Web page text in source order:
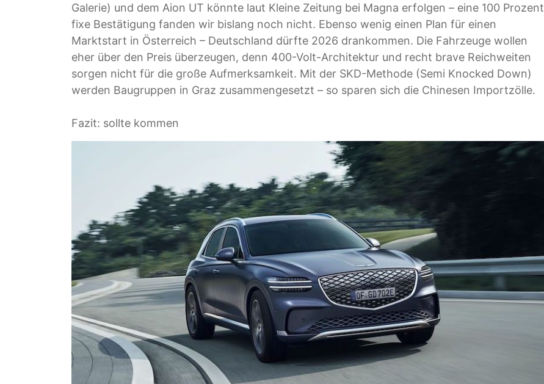
Galerie) und dem Aion UT könnte laut Kleine Zeitung bei Magna erfolgen – eine 100 Prozent
fixe Bestätigung fanden wir bislang noch nicht. Ebenso wenig einen Plan für einen
Marktstart in Österreich – Deutschland dürfte 2026 drankommen. Die Fahrzeuge wollen
eher über den Preis überzeugen, denn 400-Volt-Architektur und recht brave Reichweiten
sorgen nicht für die große Aufmerksamkeit. Mit der SKD-Methode (Semi Knocked Down)
werden Baugruppen in Graz zusammengesetzt – so sparen sich die Chinesen Importzölle.
Fazit: sollte kommen